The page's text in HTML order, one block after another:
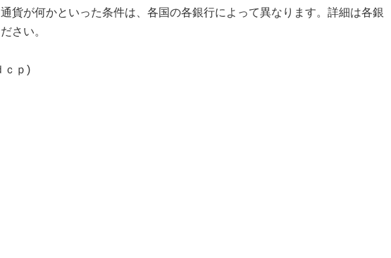
貨が何かといった条件は、各国の各銀行によって異なります。詳細は各銀
さい。
ｃｐ)